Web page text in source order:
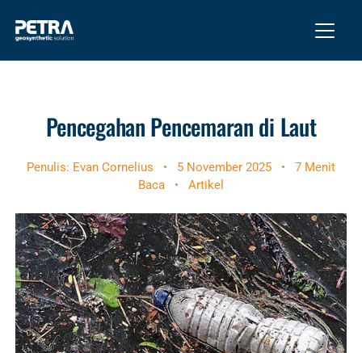
Pencegahan Pencemaran di Laut
Penulis: Evan Cornelius • 5 November 2025 •
7 Menit
Baca
• Artikel